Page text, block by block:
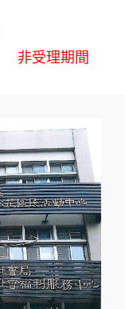
非受理期間